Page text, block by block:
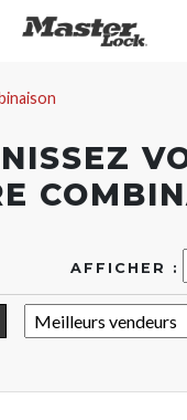
AFFICHER :
TRIER :